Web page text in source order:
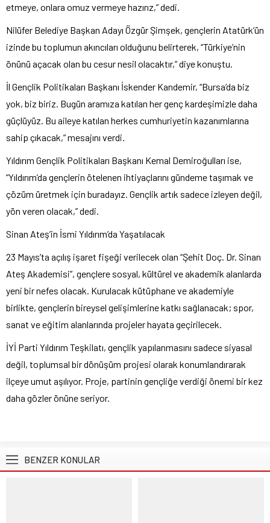
etmeye, onlara omuz vermeye hazırız,” dedi.
Nilüfer Belediye Başkan Adayı Özgür Şimşek, gençlerin Atatürk’ün
izinde bu toplumun akıncıları olduğunu belirterek, “Türkiye’nin
önünü açacak olan bu cesur nesil olacaktır,” diye konuştu.
İl Gençlik Politikaları Başkanı İskender Kandemir, “Bursa’da biz
yok, biz biriz. Bugün aramıza katılan her genç kardeşimizle daha
güçlüyüz. Bu aileye katılan herkes cumhuriyetin kazanımlarına
sahip çıkacak,” mesajını verdi.
Yıldırım Gençlik Politikaları Başkanı Kemal Demiroğulları ise,
“Yıldırım’da gençlerin ötelenen ihtiyaçlarını gündeme taşımak ve
çözüm üretmek için buradayız. Gençlik artık sadece izleyen değil,
yön veren olacak,” dedi.
Sinan Ateş’in İsmi Yıldırım’da Yaşatılacak
23 Mayıs’ta açılış işaret fişeği verilecek olan “Şehit Doç. Dr. Sinan
Ateş Akademisi”, gençlere sosyal, kültürel ve akademik alanlarda
yeni bir nefes olacak. Kurulacak kütüphane ve akademiyle
birlikte, gençlerin bireysel gelişimlerine katkı sağlanacak; spor,
sanat ve eğitim alanlarında projeler hayata geçirilecek.
İYİ Parti Yıldırım Teşkilatı, gençlik yapılanmasını sadece siyasal
değil, toplumsal bir dönüşüm projesi olarak konumlandırarak
ilçeye umut aşılıyor. Proje, partinin gençliğe verdiği önemi bir kez
daha gözler önüne seriyor.
BENZER KONULAR